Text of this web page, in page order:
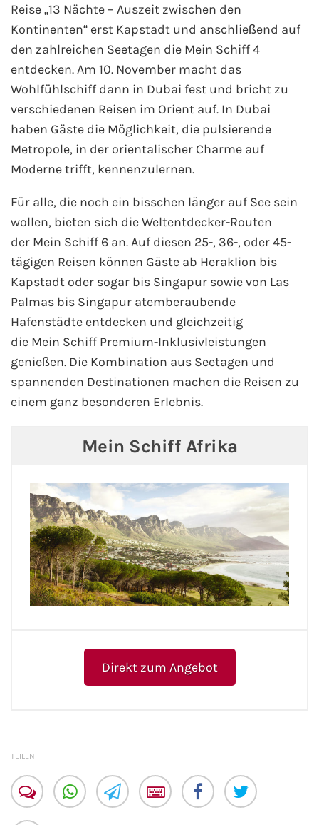
Reise „13 Nächte – Auszeit zwischen den
Kontinenten“ erst Kapstadt und anschließend auf
den zahlreichen Seetagen die Mein Schiff 4
entdecken. Am 10. November macht das
Wohlfühlschiff dann in Dubai fest und bricht zu
verschiedenen Reisen im Orient auf. In Dubai
haben Gäste die Möglichkeit, die pulsierende
Metropole, in der orientalischer Charme auf
Moderne trifft, kennenzulernen.
Für alle, die noch ein bisschen länger auf See sein
wollen, bieten sich die Weltentdecker-Routen
der Mein Schiff 6 an. Auf diesen 25-, 36-, oder 45-
tägigen Reisen können Gäste ab Heraklion bis
Kapstadt oder sogar bis Singapur sowie von Las
Palmas bis Singapur atemberaubende
Hafenstädte entdecken und gleichzeitig
die Mein Schiff Premium-Inklusivleistungen
genießen. Die Kombination aus Seetagen und
spannenden Destinationen machen die Reisen zu
einem ganz besonderen Erlebnis.
Mein Schiff Afrika
Direkt zum Angebot
TEILEN